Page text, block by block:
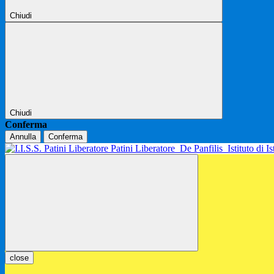
Chiudi
Chiudi
Conferma
Annulla Conferma
Patini Liberatore De Panfilis Istituto di
close